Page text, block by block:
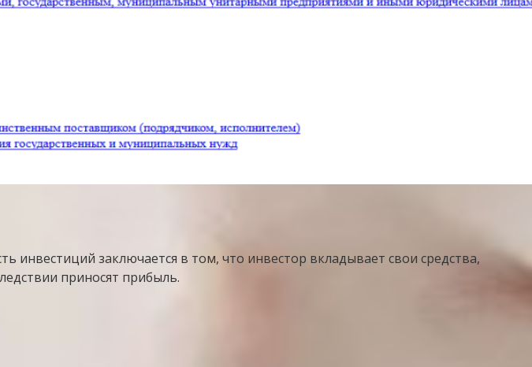
заключается в том, что инвестор вкладывает свои средства,
приносят прибыль.